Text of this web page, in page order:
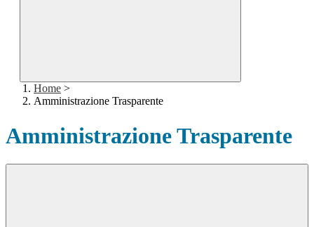
Home >
Amministrazione Trasparente
Amministrazione Trasparente